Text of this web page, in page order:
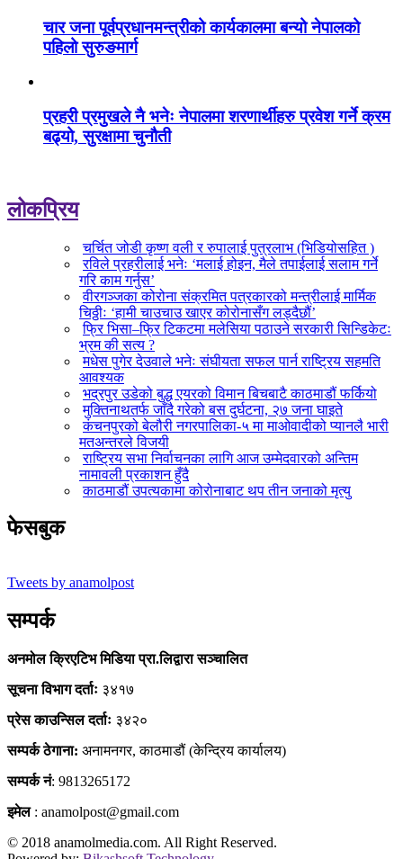
चार जना पूर्वप्रधानमन्त्रीको कार्यकालमा बन्यो नेपालको
पहिलो सुरुङमार्ग
प्रहरी प्रमुखले नै भनेः नेपालमा शरणार्थीहरु प्रवेश गर्ने क्रम
बढ्यो, सुरक्षामा चुनौती
लोकप्रिय
चर्चित जोडी कृष्ण वली र रुपालाई पुत्रलाभ (भिडियोसहित )
रविले प्रहरीलाई भनेः ‘मलाई होइन, मैले तपाईलाई सलाम गर्ने
गरि काम गर्नुस’
वीरगञ्जका कोरोना संक्रमित पत्रकारको मन्त्रीलाई मार्मिक
चिठ्ठीः ‘हामी चाउचाउ खाएर कोरोनासँग लड्दैछौं’
फ्रि भिसा–फ्रि टिकटमा मलेसिया पठाउने सरकारी सिन्डिकेटः
भ्रम की सत्य ?
मधेस पुगेर देउवाले भनेः संघीयता सफल पार्न राष्ट्रिय सहमति
आवश्यक
भद्रपुर उडेको बुद्ध एयरको विमान बिचबाटै काठमाडौं फर्कियो
मुक्तिनाथतर्फ जाँदै गरेको बस दुर्घटना, २७ जना घाइते
कंचनपुरको बेलौरी नगरपालिका-५ मा माओवादीको प्यानलै भारी
मतअन्तरले विजयी
राष्ट्रिय सभा निर्वाचनका लागि आज उम्मेदवारको अन्तिम
नामावली प्रकाशन हुँदै
काठमाडौं उपत्यकामा कोरोनाबाट थप तीन जनाको मृत्यु
फेसबुक
Tweets by anamolpost
सम्पर्क
अनमोल क्रिएटिभ मिडिया प्रा.लिद्वारा सञ्चालित
सूचना विभाग दर्ताः ३४१७
प्रेस काउन्सिल दर्ताः ३४२०
सम्पर्क ठेगाना: अनामनगर, काठमाडौं (केन्द्रिय कार्यालय)
सम्पर्क नं: 9813265172
इमेल: anamolpost@gmail.com
© 2018 anamolmedia.com. All Right Reserved.